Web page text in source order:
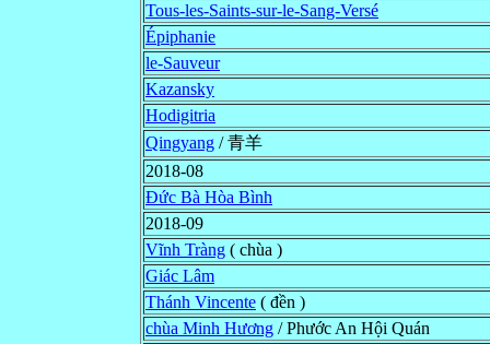
Tous-les-Saints-sur-le-Sang-Versé
Épiphanie
le-Sauveur
Kazansky
Hodigitria
Qingyang / 青羊
2018-08
Đức Bà Hòa Bình
2018-09
Vĩnh Tràng ( chùa )
Giác Lâm
Thánh Vincente ( đền )
chùa Minh Hương / Phước An Hội Quán